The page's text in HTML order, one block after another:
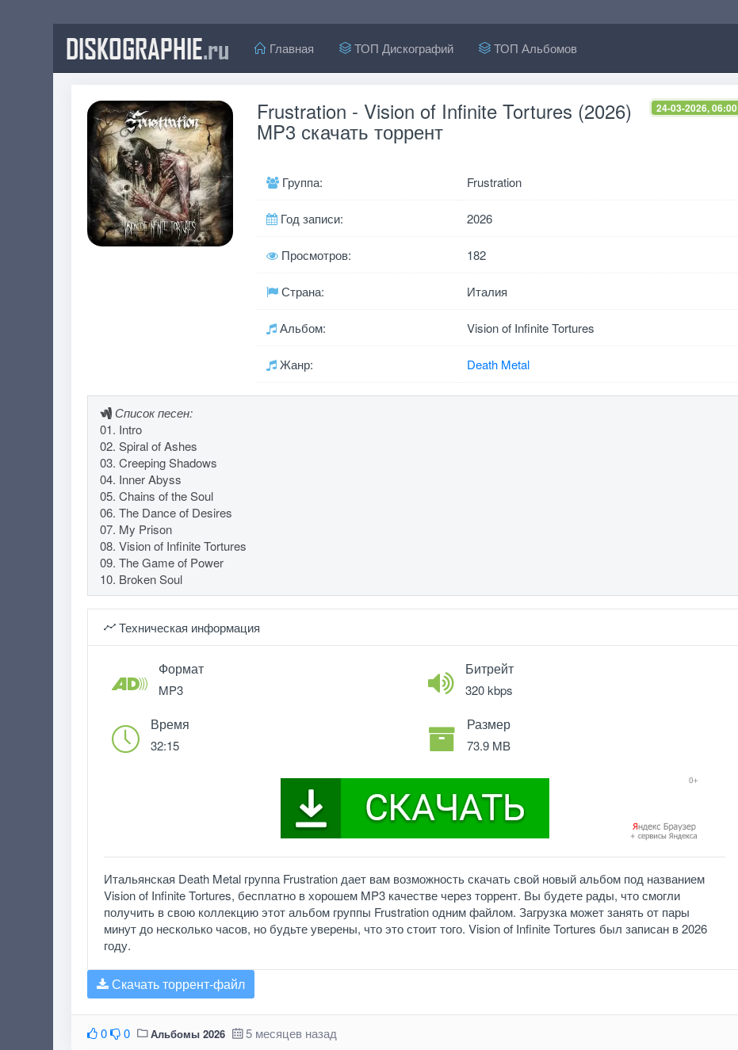
DISKOGRAPHIE.ru Главная ТОП Дискографий ТОП Альбомов
24-03-2026, 06:00
Frustration - Vision of Infinite Tortures (2026)
MP3 скачать торрент
Группа: Frustration
Год записи: 2026
Просмотров: 182
Страна: Италия
Альбом: Vision of Infinite Tortures
Жанр: Death Metal
Список песен:
01. Intro
02. Spiral of Ashes
03. Creeping Shadows
04. Inner Abyss
05. Chains of the Soul
06. The Dance of Desires
07. My Prison
08. Vision of Infinite Tortures
09. The Game of Power
10. Broken Soul
Техническая информация
Формат
MP3
Битрейт
320 kbps
Время
32:15
Размер
73.9 MB
Итальянская Death Metal группа Frustration дает вам возможность скачать свой новый альбом под названием
Vision of Infinite Tortures, бесплатно в хорошем MP3 качестве через торрент. Вы будете рады, что смогли
получить в свою коллекцию этот альбом группы Frustration одним файлом. Загрузка может занять от пары
минут до несколько часов, но будьте уверены, что это стоит того. Vision of Infinite Tortures был записан в 2026
году.
Скачать торрент-файл
0 0 Альбомы 2026 5 месяцев назад